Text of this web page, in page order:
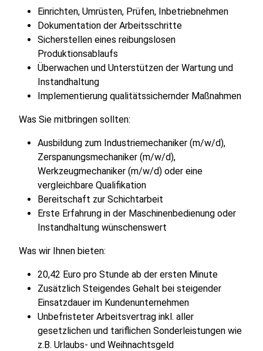
Einrichten, Umrüsten, Prüfen, Inbetriebnehmen
Dokumentation der Arbeitsschritte
Sicherstellen eines reibungslosen
Produktionsablaufs
Überwachen und Unterstützen der Wartung und
Instandhaltung
Implementierung qualitätssichernder Maßnahmen
Was Sie mitbringen sollten:
Ausbildung zum Industriemechaniker (m/w/d),
Zerspanungsmechaniker (m/w/d),
Werkzeugmechaniker (m/w/d) oder eine
vergleichbare Qualifikation
Bereitschaft zur Schichtarbeit
Erste Erfahrung in der Maschinenbedienung oder
Instandhaltung wünschenswert
Was wir Ihnen bieten:
20,42 Euro pro Stunde ab der ersten Minute
Zusätzlich Steigendes Gehalt bei steigender
Einsatzdauer im Kundenunternehmen
Unbefristeter Arbeitsvertrag inkl. aller
gesetzlichen und tariflichen Sonderleistungen wie
z.B. Urlaubs- und Weihnachtsgeld